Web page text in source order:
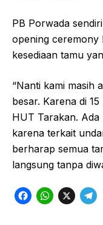
PB Porwada
opening ceremony
kesediaan tamu
“Nanti kami masih
besar. Karena di
HUT Tarakan.
karena terkait
berharap semua
langsung tanpa
F
W
X
T